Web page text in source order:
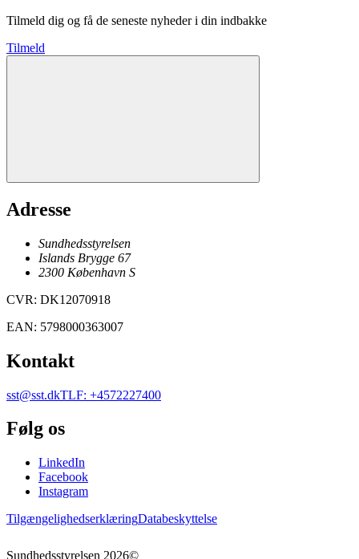
Tilmeld dig og få de seneste nyheder i din indbakke
Tilmeld
Adresse
Sundhedsstyrelsen
Islands Brygge 67
2300 København S
CVR: DK12070918
EAN: 5798000363007
Kontakt
sst@sst.dkTLF: +4572227400
Følg os
LinkedIn
Facebook
Instagram
TilgængelighedserklæringDatabeskyttelse
Sundhedsstyrelsen 2026©